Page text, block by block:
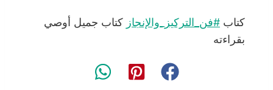
كتاب#فن_التركيز_والإنجاز كتاب جميل أوصي
بقراءته